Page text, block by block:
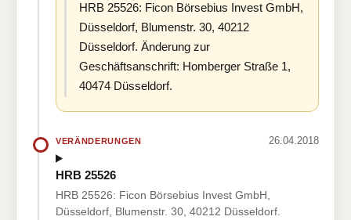
HRB 25526: Ficon Börsebius Invest GmbH,
Düsseldorf, Blumenstr. 30, 40212
Düsseldorf. Änderung zur
Geschäftsanschrift: Homberger Straße 1,
40474 Düsseldorf.
VERÄNDERUNGEN 26.04.2018
HRB 25526
HRB 25526: Ficon Börsebius Invest GmbH,
Düsseldorf, Blumenstr. 30, 40212 Düsseldorf.